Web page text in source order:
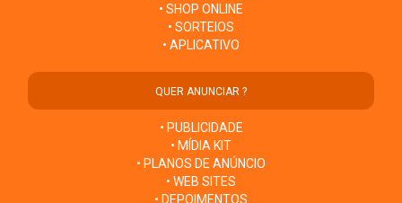
• SHOP ONLINE
• SORTEIOS
• APLICATIVO
QUER ANUNCIAR ?
• PUBLICIDADE
• MÍDIA KIT
• PLANOS DE ANÚNCIO
• WEB SITES
• DEPOIMENTOS